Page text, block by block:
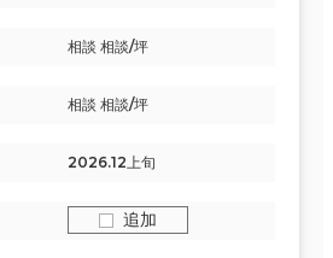
相談 相談/坪
相談 相談/坪
2026.12上旬
追加